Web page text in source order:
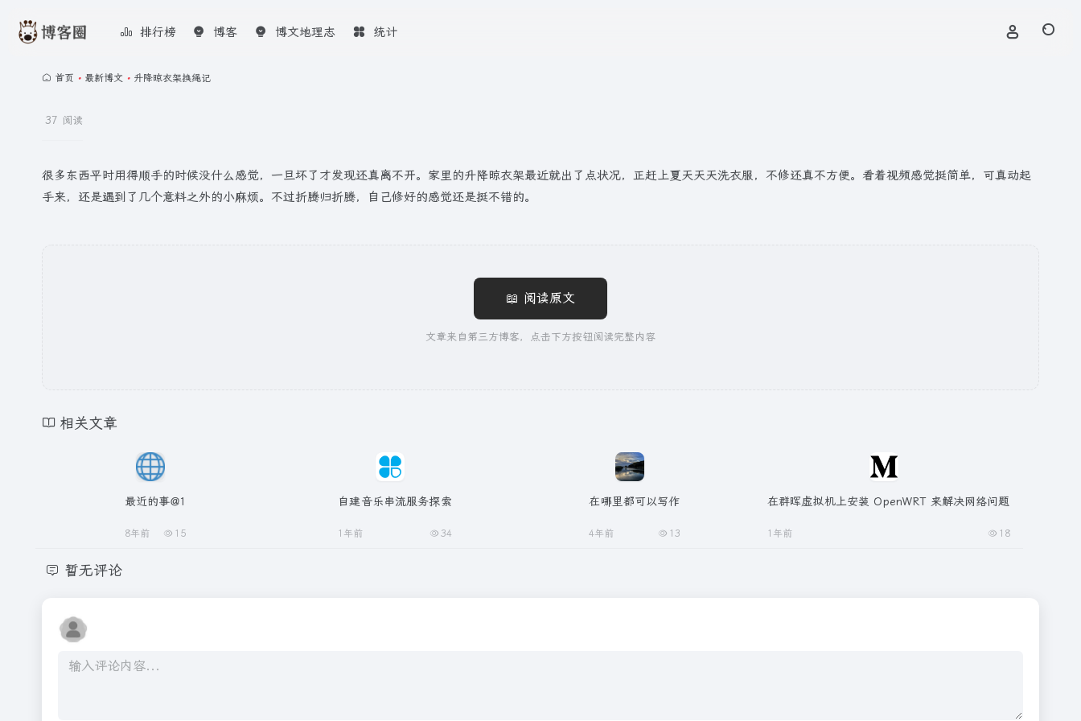
排行榜 博客 博文地理志 统计
首页 • 最新博文 • 升降晾衣架换绳记
37 阅读
很多东西平时用得顺手的时候没什么感觉，一旦坏了才发现还真离不开。家里的升降晾衣架最近就出了点状况，正赶上夏天天天洗衣服，不修还真不方便。看着视频感觉挺简单，可真动起
手来，还是遇到了几个意料之外的小麻烦。不过折腾归折腾，自己修好的感觉还是挺不错的。
📖 阅读原文
文章来自第三方博客，点击下方按钮阅读完整内容
相关文章
最近的事@1
8年前 15
自建音乐串流服务探索
1年前 34
在哪里都可以写作
4年前 13
在群晖虚拟机上安装 OpenWRT 来解决网络问题
1年前 18
暂无评论